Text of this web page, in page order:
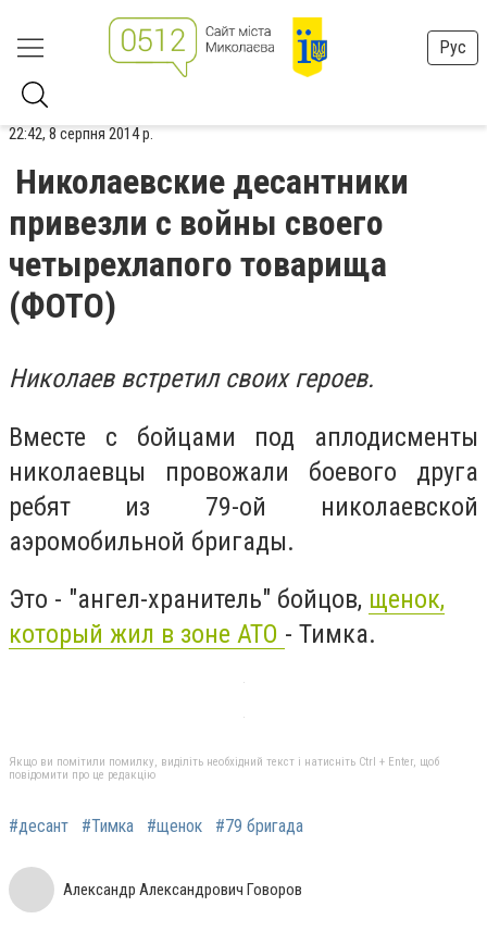
Рус
22:42, 8 серпня 2014 р.
Николаевские десантники
привезли с войны своего
четырехлапого товарища
(ФОТО)
Николаев встретил своих героев.
Вместе с бойцами под аплодисменты
николаевцы провожали боевого друга
ребят из 79-ой николаевской
аэромобильной бригады.
Это - "ангел-хранитель" бойцов, щенок,
который жил в зоне АТО - Тимка.
Якщо ви помітили помилку, виділіть необхідний текст і натисніть Ctrl + Enter, щоб
повідомити про це редакцію
#десант #Тимка #щенок #79 бригада
Александр Александрович Говоров